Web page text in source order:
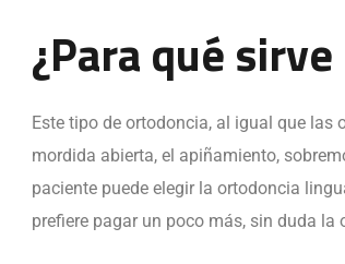
¿Para qué
Este tipo de ortodoncia, al igual que las
mordida abierta, el apiñamiento,
paciente puede elegir la ortodoncia
prefiere pagar un poco más, sin duda la